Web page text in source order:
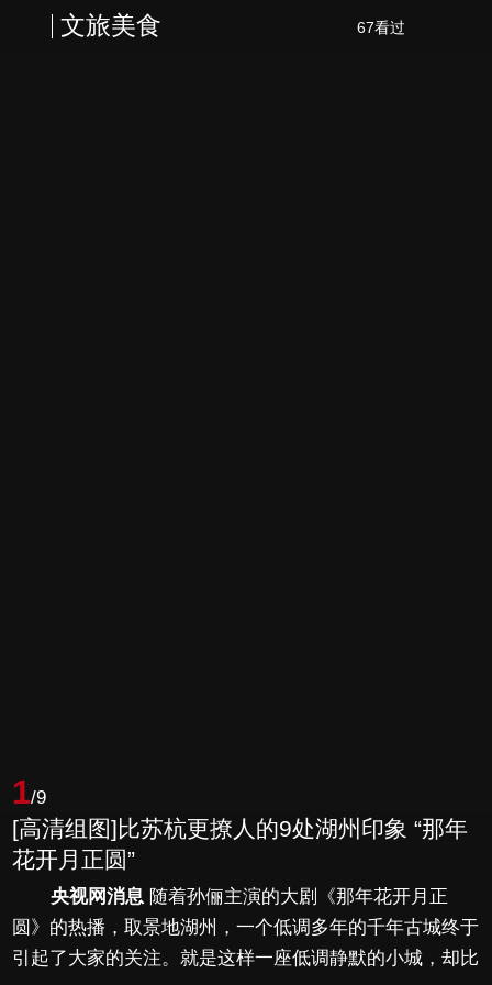
文旅美食 67看过
1/9
[高清组图]比苏杭更撩人的9处湖州印象 “那年
花开月正圆”
央视网消息随着孙俪主演的大剧《那年花开月正
圆》的热播，取景地湖州，一个低调多年的千年古城终于
引起了大家的关注。就是这样一座低调静默的小城，却比